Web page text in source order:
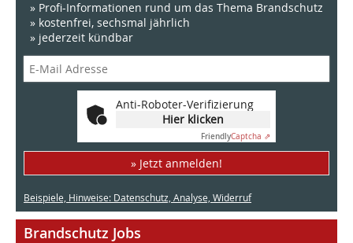
» Profi-Informationen rund um das Thema Brandschutz
» kostenfrei, sechsmal jährlich
» jederzeit kündbar
Anti-Roboter-Verifizierung
Hier klicken
FriendlyCaptcha ⇗
» Jetzt anmelden!
Beispiele, Hinweise: Datenschutz, Analyse, Widerruf
Brandschutz Jobs